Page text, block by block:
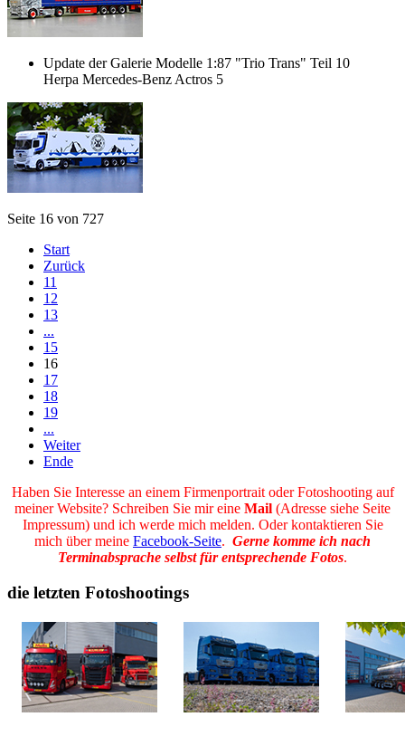
Update der Galerie Modelle 1:87 "Trio Trans" Teil 10
Herpa Mercedes-Benz Actros 5
Seite 16 von 727
Start
Zurück
11
12
13
...
15
16
17
18
19
...
Weiter
Ende
Haben Sie Interesse an einem Firmenportrait oder Fotoshooting auf
meiner Website? Schreiben Sie mir eine Mail (Adresse siehe Seite
Impressum) und ich werde mich melden. Oder kontaktieren Sie
mich über meine Facebook-Seite. Gerne komme ich nach
Terminabsprache selbst für entsprechende Fotos.
die letzten Fotoshootings